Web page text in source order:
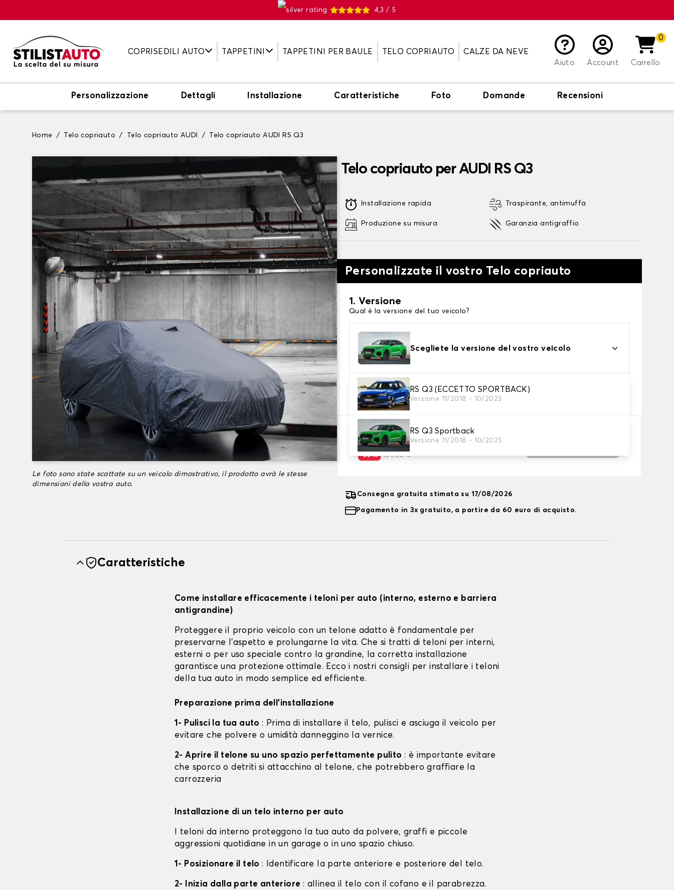
4,3 / 5
COPRISEDILI AUTO TAPPETINI TAPPETINI PER BAULE TELO COPRIAUTO
CALZE DA NEVE
Aiuto
Account
0
Carrello
Personalizzazione Dettagli Installazione Caratteristiche Foto Domande Recensioni
Home Telo copriauto Telo copriauto AUDI Telo copriauto AUDI RS Q3
Le foto sono state scattate su un veicolo dimostrativo, il prodotto avrà le stesse
dimensioni della vostra auto.
Telo copriauto per AUDI RS Q3
Installazione rapida
Produzione su misura
Traspirante, antimuffa
Garanzia antigraffio
Personalizzate il vostro Telo copriauto
1. Versione
Qual è la versione del tuo veicolo?
Scegliete la versione del vostro veicolo
RS Q3 (ECCETTO SPORTBACK)
Versione 11/2018 - 10/2025
RS Q3 Sportback
Versione 11/2018 - 10/2025
2. Livello di protezione
Scegli il telo protettivo adatto alle tue esigenze
66,08 €
-35% 101,66 €
Consegna gratuita stimata su 17/08/2026
Pagamento in 3x gratuito, a partire da 60 euro di acquisto.
Caratteristiche
Come installare efficacemente i teloni per auto (interno, esterno e barriera
antigrandine)
Proteggere il proprio veicolo con un telone adatto è fondamentale per
preservarne l'aspetto e prolungarne la vita. Che si tratti di teloni per interni,
esterni o per uso speciale contro la grandine, la corretta installazione
garantisce una protezione ottimale. Ecco i nostri consigli per installare i teloni
della tua auto in modo semplice ed efficiente.
Preparazione prima dell'installazione
1- Pulisci la tua auto: Prima di installare il telo, pulisci e asciuga il veicolo per
evitare che polvere o umidità danneggino la vernice.
2- Aprire il telone su uno spazio perfettamente pulito : è importante evitare
che sporco o detriti si attacchino al telone, che potrebbero graffiare la
carrozzeria
Installazione di un telo interno per auto
I teloni da interno proteggono la tua auto da polvere, graffi e piccole
aggressioni quotidiane in un garage o in uno spazio chiuso.
1- Posizionare il telo: Identificare la parte anteriore e posteriore del telo.
2- Inizia dalla parte anteriore : allinea il telo con il cofano e il parabrezza.